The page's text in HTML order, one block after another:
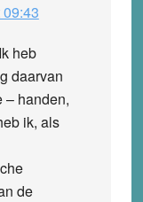
heb
daarvan
– handen,
ik, als
de